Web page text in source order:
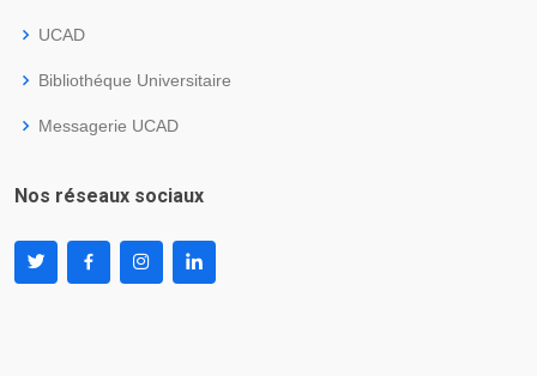
UCAD
Bibliothéque Universitaire
Messagerie UCAD
Nos réseaux sociaux